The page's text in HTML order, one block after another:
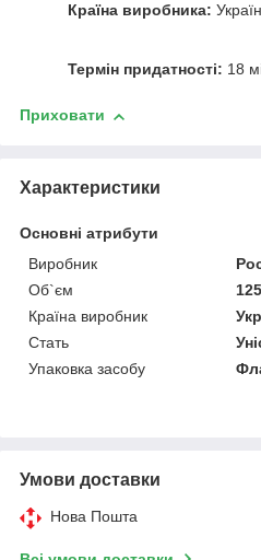
Країна виробника:
Термін придатності: 18
Приховати
Характеристики
Основні атрибути
Виробник
Об`єм
Країна виробник
Стать
Упаковка засобу
Умови доставки
Нова Пошта